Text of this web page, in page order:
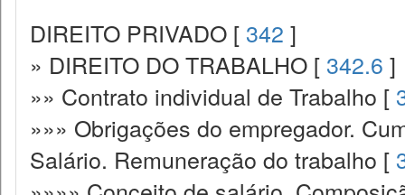
DIREITO PRIVADO [ 342 ]
» DIREITO DO TRABALHO [ 342.6 ]
»» Contrato individual de Trabalho [
»»» Obrigações do empregador.
Salário. Remuneração do trabalho [